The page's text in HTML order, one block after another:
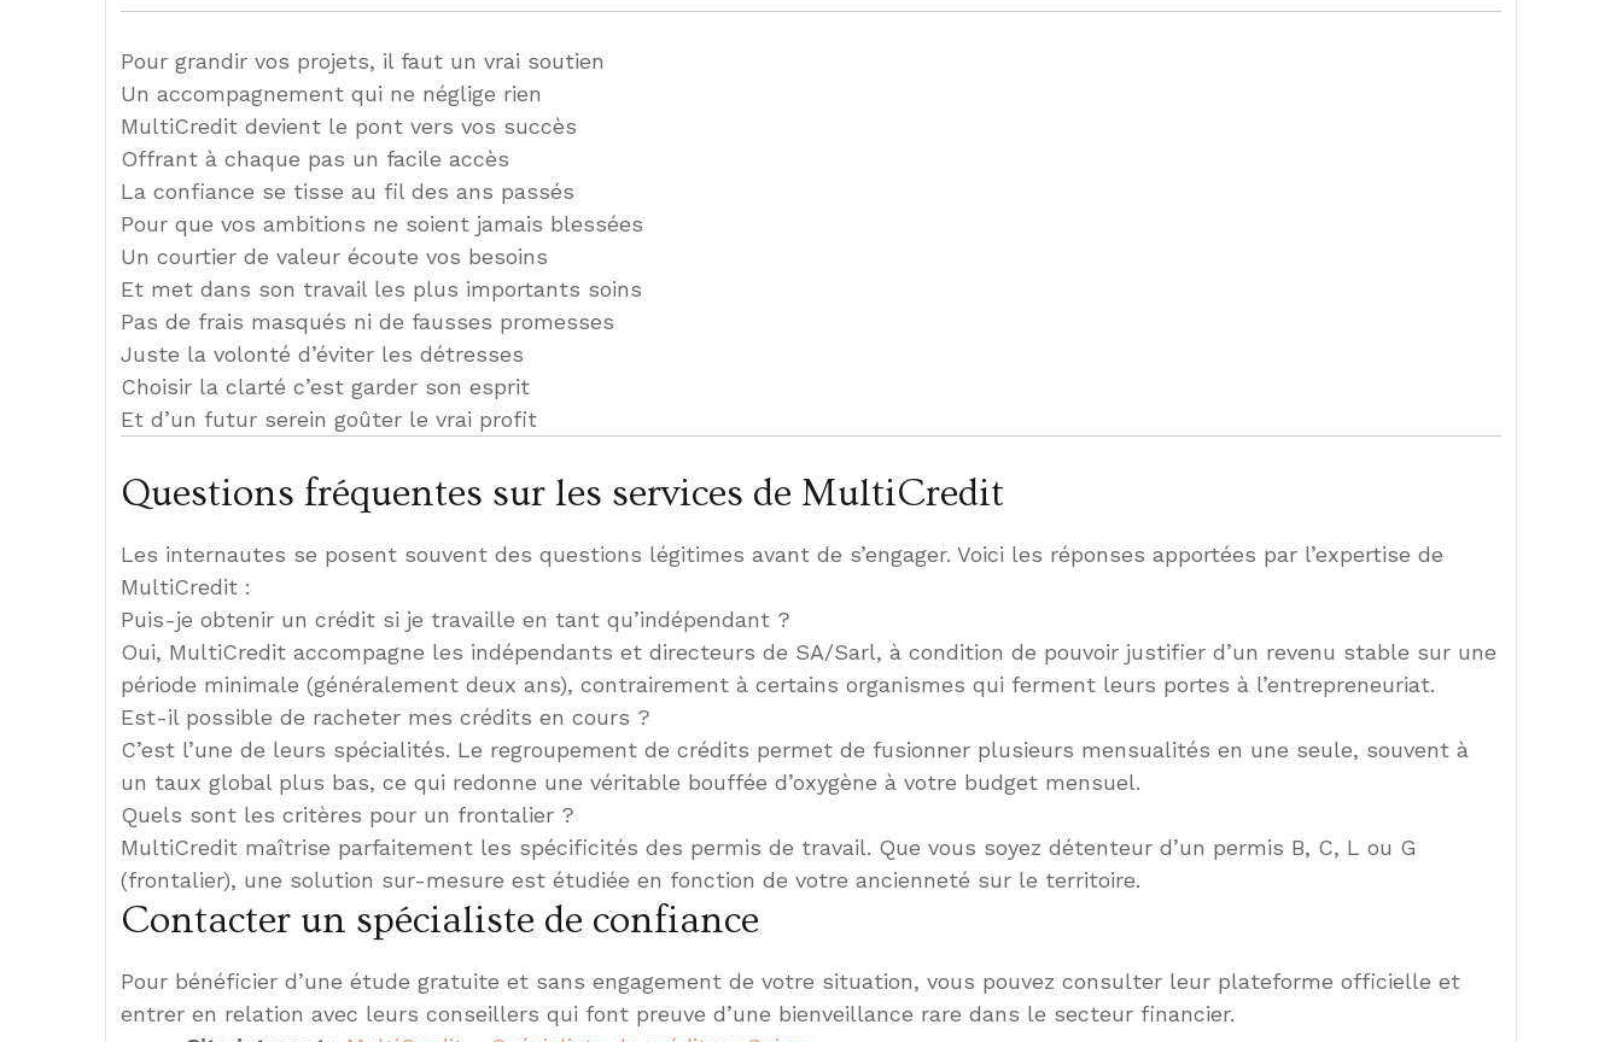
Pour grandir vos projets, il faut un vrai soutien
Un accompagnement qui ne néglige rien
MultiCredit devient le pont vers vos succès
Offrant à chaque pas un facile accès
La confiance se tisse au fil des ans passés
Pour que vos ambitions ne soient jamais blessées
Un courtier de valeur écoute vos besoins
Et met dans son travail les plus importants soins
Pas de frais masqués ni de fausses promesses
Juste la volonté d’éviter les détresses
Choisir la clarté c’est garder son esprit
Et d’un futur serein goûter le vrai profit
Questions fréquentes sur les services de MultiCredit
Les internautes se posent souvent des questions légitimes avant de s’engager. Voici les réponses apportées par l’expertise de
MultiCredit :
Puis-je obtenir un crédit si je travaille en tant qu’indépendant ?
Oui, MultiCredit accompagne les indépendants et directeurs de SA/Sarl, à condition de pouvoir justifier d’un revenu stable sur une
période minimale (généralement deux ans), contrairement à certains organismes qui ferment leurs portes à l’entrepreneuriat.
Est-il possible de racheter mes crédits en cours ?
C’est l’une de leurs spécialités. Le regroupement de crédits permet de fusionner plusieurs mensualités en une seule, souvent à
un taux global plus bas, ce qui redonne une véritable bouffée d’oxygène à votre budget mensuel.
Quels sont les critères pour un frontalier ?
MultiCredit maîtrise parfaitement les spécificités des permis de travail. Que vous soyez détenteur d’un permis B, C, L ou G
(frontalier), une solution sur-mesure est étudiée en fonction de votre ancienneté sur le territoire.
Contacter un spécialiste de confiance
Pour bénéficier d’une étude gratuite et sans engagement de votre situation, vous pouvez consulter leur plateforme officielle et
entrer en relation avec leurs conseillers qui font preuve d’une bienveillance rare dans le secteur financier.